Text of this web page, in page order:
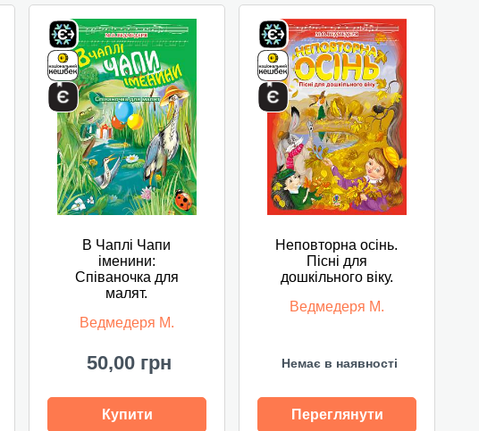
В Чаплі Чапи
іменини:
Співаночка для
малят.
Ведмедеря М.
50,00 грн
Купити
Неповторна осінь.
Пісні для
дошкільного віку.
Ведмедеря М.
Немає в наявності
Переглянути